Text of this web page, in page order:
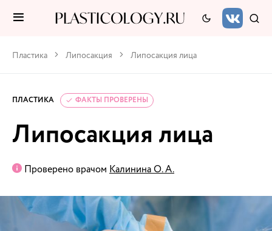
Пластика Липосакция Липосакция лица
ПЛАСТИКА ФАКТЫ ПРОВЕРЕНЫ
Липосакция лица
Проверено врачом Калинина О. А.